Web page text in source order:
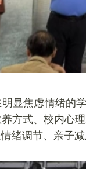
显焦虑情绪的
方式、校内心
绪调节、亲子